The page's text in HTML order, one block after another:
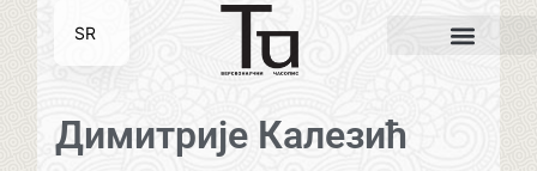
Димитрије Калезић
SR